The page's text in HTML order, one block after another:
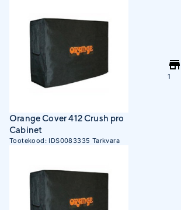
Orange Cover 412 Crush pro
Cabinet
Tootekood: IDS0083335 Tarkvara
1